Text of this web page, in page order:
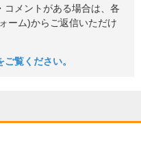
コメントがある場合は、各
ーム)からご返信いただけ
覧ください。